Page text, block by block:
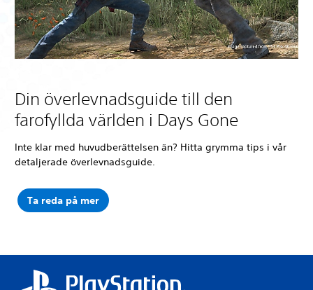
Din överlevnadsguide till den
farofyllda världen i Days Gone
Inte klar med huvudberättelsen än? Hitta grymma tips i vår
detaljerade överlevnadsguide.
Ta reda på mer